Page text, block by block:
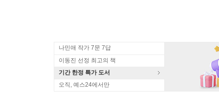
나민애 작가 7문 7답
이동진 선정 최고의 책
기간 한정 특가 도서
오직, 예스24에서만